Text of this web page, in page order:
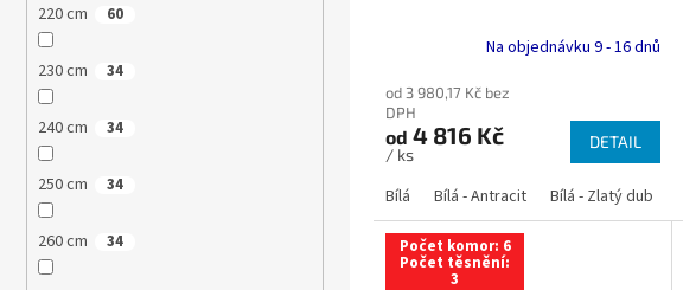
220 cm 60
230 cm 34
240 cm 34
250 cm 34
260 cm 34
Na objednávku 9 - 16 dnů
od 3 980,17 Kč bez
DPH
od 4 816 Kč
/ ks
DETAIL
Bílá Bílá - Antracit Bílá - Zlatý dub
Počet komor: 6
Počet těsnění:
3